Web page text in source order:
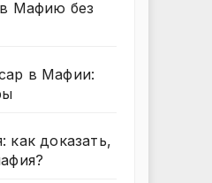
Мафию без
в Мафии:
как доказать,